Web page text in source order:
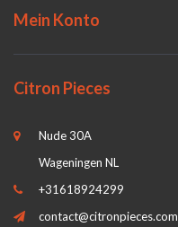
Mein Konto
Citron Pieces
Nude 30A
Wageningen NL
+31618924299
contact@citronpieces.com